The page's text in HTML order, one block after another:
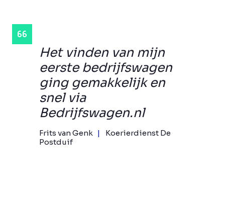
Het vinden van mijn
eerste bedrijfswagen
ging gemakkelijk en
snel via
Bedrijfswagen.nl
Frits van Genk
Koerierdienst De
Postduif